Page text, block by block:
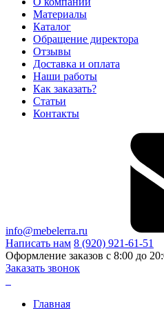
Материалы
Каталог
Обращение директора
Отзывы
Доставка и оплата
Наши работы
Как заказать?
Статьи
Контакты
info@mebelerra.ru
Написать нам 8 (920) 921-61-51
Оформление заказов с 8:00 до
Заказать звонок
Главная